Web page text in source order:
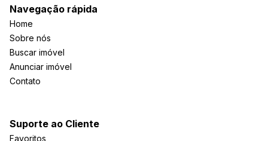
Navegação rápida
Home
Sobre nós
Buscar imóvel
Anunciar imóvel
Contato
Suporte ao Cliente
Favoritos